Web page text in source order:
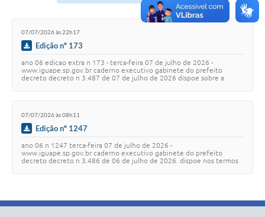
07/07/2026 às 22h17
Edição nº 173
ano 06 edicao extra n 173 - terca-feira 07 de julho de 2026 -
www.iguape.sp.gov.br caderno executivo gabinete do prefeito
decreto decreto n 3.487 de 07 de julho de 2026 dispoe sobre a
07/07/2026 às 08h11
Edição nº 1247
ano 06 n 1247 terca-feira 07 de julho de 2026 -
www.iguape.sp.gov.br caderno executivo gabinete do prefeito
decreto decreto n 3.486 de 06 de julho de 2026. dispoe nos termos